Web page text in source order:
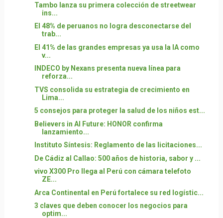
Tambo lanza su primera colección de streetwear
ins...
El 48% de peruanos no logra desconectarse del
trab...
El 41% de las grandes empresas ya usa la IA como
v...
INDECO by Nexans presenta nueva línea para
reforza...
TVS consolida su estrategia de crecimiento en
Lima...
5 consejos para proteger la salud de los niños est...
Believers in AI Future: HONOR confirma
lanzamiento...
Instituto Síntesis: Reglamento de las licitaciones...
De Cádiz al Callao: 500 años de historia, sabor y ...
vivo X300 Pro llega al Perú con cámara telefoto
ZE...
Arca Continental en Perú fortalece su red logístic...
3 claves que deben conocer los negocios para
optim...